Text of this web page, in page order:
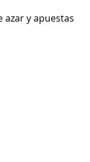
azar y apuestas